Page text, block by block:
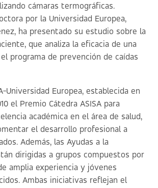
cámaras termográficas.
por la Universidad Europea,
ha presentado su estudio sobre la
que analiza la eficacia de una
programa de prevención de caídas
Universidad Europea, establecida en
el Premio Cátedra ASISA para
académica en el área de salud,
el desarrollo profesional a
Además, las Ayudas a la
dirigidas a grupos compuestos por
amplia experiencia y jóvenes
Ambas iniciativas reflejan el